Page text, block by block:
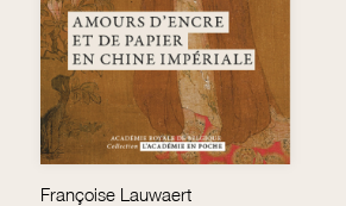
Françoise Lauwaert